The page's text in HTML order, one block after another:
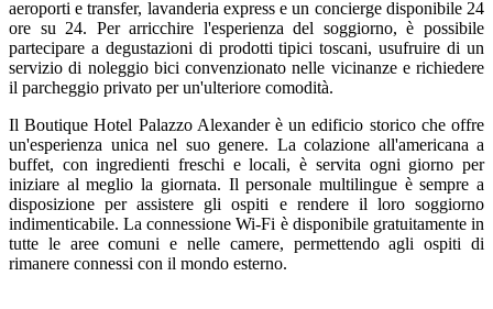
aeroporti e transfer, lavanderia express e un concierge disponibile 24
ore su 24. Per arricchire l'esperienza del soggiorno, è possibile
partecipare a degustazioni di prodotti tipici toscani, usufruire di un
servizio di noleggio bici convenzionato nelle vicinanze e richiedere
il parcheggio privato per un'ulteriore comodità.
Il Boutique Hotel Palazzo Alexander è un edificio storico che offre
un'esperienza unica nel suo genere. La colazione all'americana a
buffet, con ingredienti freschi e locali, è servita ogni giorno per
iniziare al meglio la giornata. Il personale multilingue è sempre a
disposizione per assistere gli ospiti e rendere il loro soggiorno
indimenticabile. La connessione Wi-Fi è disponibile gratuitamente in
tutte le aree comuni e nelle camere, permettendo agli ospiti di
rimanere connessi con il mondo esterno.